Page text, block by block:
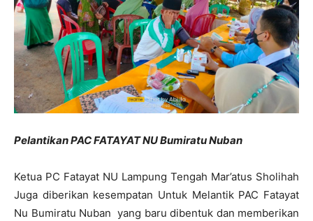
Pelantikan PAC FATAYAT NU Bumiratu Nuban
Ketua PC Fatayat NU Lampung Tengah Mar’atus Sholihah
Juga diberikan kesempatan Untuk Melantik PAC Fatayat
Nu Bumiratu Nuban yang baru dibentuk dan memberikan